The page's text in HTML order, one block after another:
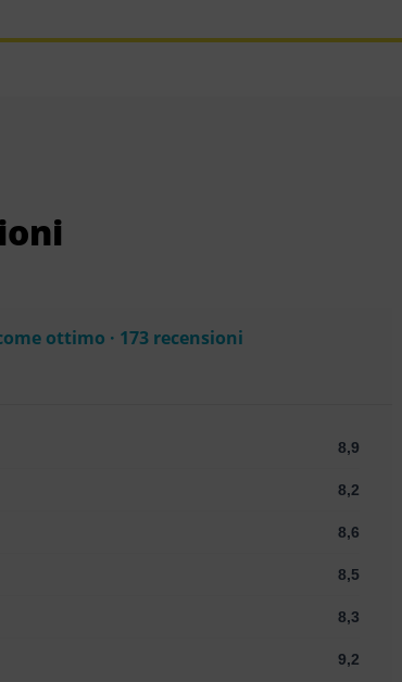
ottimo · 173 recensioni
8,9
8,2
8,6
8,5
8,3
9,2